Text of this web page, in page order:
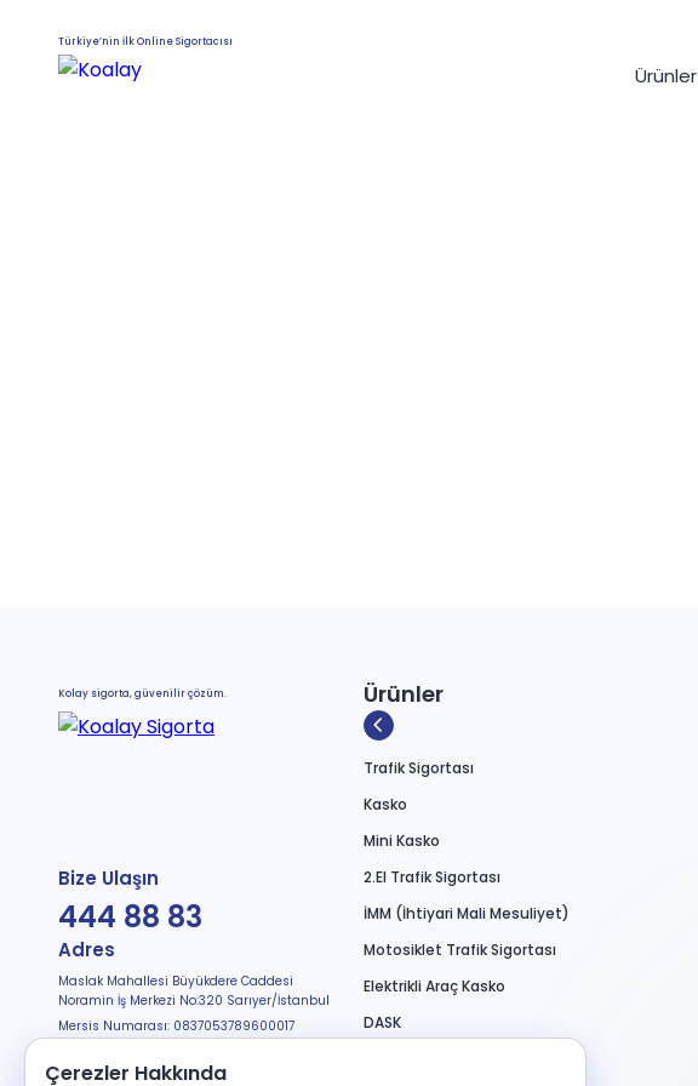
Çerezler Hakkında
Türkiye’nin İlk Online Sigortacısı
Ürünler
Kolay sigorta, güvenilir çözüm.
Bize Ulaşın
444 88 83
Adres
Maslak Mahallesi Büyükdere Caddesi
Noramin İş Merkezi No:320 Sarıyer/İstanbul
Mersis Numarası: 0837053789600017
Ürünler
Trafik Sigortası
Kasko
Mini Kasko
2.El Trafik Sigortası
İMM (İhtiyari Mali Mesuliyet)
Motosiklet Trafik Sigortası
Elektrikli Araç Kasko
DASK